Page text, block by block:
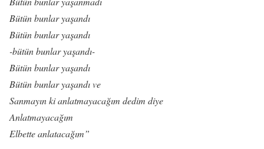
Bütün bunlar yaşandı
Bütün bunlar yaşandı
-bütün bunlar yaşandı-
Bütün bunlar yaşandı
Bütün bunlar yaşandı ve
Sanmayın ki anlatmayacağım dedim diye
Anlatmayacağım
Elbette anlatacağım”